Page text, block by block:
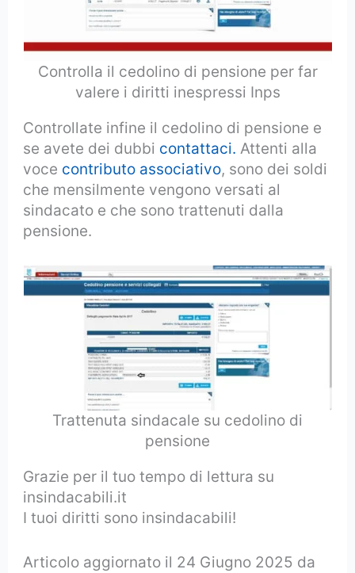
Controlla il cedolino di pensione per far
valere i diritti inespressi Inps
Controllate infine il cedolino di pensione e
se avete dei dubbi contattaci. Attenti alla
voce contributo associativo, sono dei soldi
che mensilmente vengono versati al
sindacato e che sono trattenuti dalla
pensione.
Trattenuta sindacale su cedolino di
pensione
Grazie per il tuo tempo di lettura su
insindacabili.it
I tuoi diritti sono insindacabili!
Articolo aggiornato il 24 Giugno 2025 da